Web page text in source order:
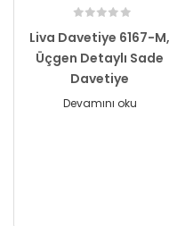
Liva Davetiye 6167-M,
Üçgen Detaylı Sade
Davetiye
Devamını oku